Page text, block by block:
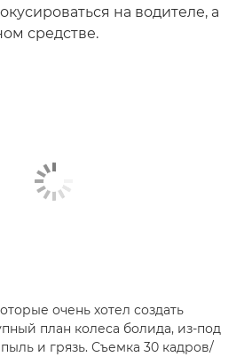
на водителе, а
средстве.
очень хотел создать
план колеса болида, из-под
и грязь. Съемка 30 кадров/